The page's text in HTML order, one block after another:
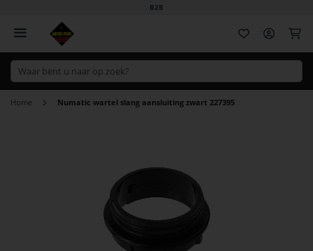
B2B
Home Numatic wartel slang aansluiting zwart 227395